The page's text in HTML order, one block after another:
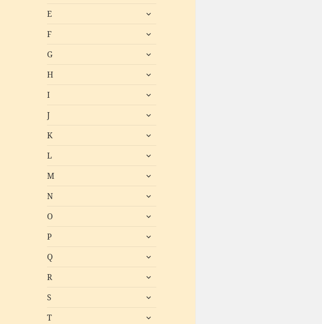
E
untermenü
F
untermenü
G
untermenü
H
untermenü
I
untermenü
J
untermenü
K
untermenü
L
untermenü
M
untermenü
N
untermenü
O
untermenü
P
untermenü
Q
untermenü
R
untermenü
S
untermenü
T
untermenü